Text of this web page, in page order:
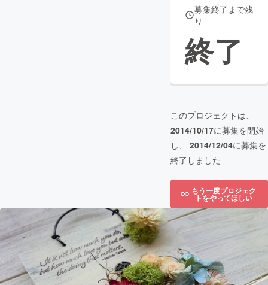
募集終了まで残
り
終了
このプロジェクトは、
2014/10/17に募集を開始
し、 2014/12/04に募集を
終了しました
もう一度プロジェク
トをやってほしい